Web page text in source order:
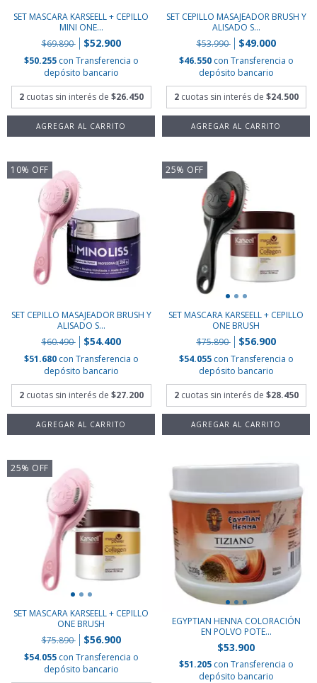
SET MASCARA KARSEELL + CEPILLO
MINI ONE...
$69.890
$52.900
$50.255 con Transferencia o
depósito bancario
2 cuotas sin interés de $26.450
SET CEPILLO MASAJEADOR BRUSH Y
ALISADO S...
$53.990
$49.000
$46.550 con Transferencia o
depósito bancario
2 cuotas sin interés de $24.500
10% OFF
SET CEPILLO MASAJEADOR BRUSH Y
ALISADO S...
$60.490
$54.400
$51.680 con Transferencia o
depósito bancario
2 cuotas sin interés de $27.200
25% OFF
SET MASCARA KARSEELL + CEPILLO
ONE BRUSH
$75.890
$56.900
$54.055 con Transferencia o
depósito bancario
2 cuotas sin interés de $28.450
25% OFF
SET MASCARA KARSEELL + CEPILLO
ONE BRUSH
$75.890
$56.900
$54.055 con Transferencia o
depósito bancario
EGYPTIAN HENNA COLORACIÓN
EN POLVO POTE...
$53.900
$51.205 con Transferencia o
depósito bancario